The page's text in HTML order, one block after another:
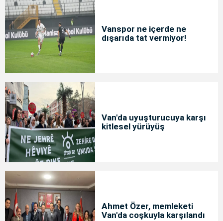
Vanspor ne içerde ne
dışarıda tat vermiyor!
Van'da uyuşturucuya karşı
kitlesel yürüyüş
Ahmet Özer, memleketi
Van'da coşkuyla karşılandı